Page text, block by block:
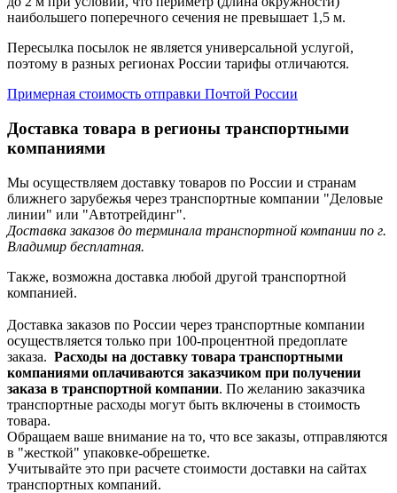
наибольшего поперечного сечения не превышает 1,5 м.
Пересылка посылок не является универсальной услугой,
поэтому в разных регионах России тарифы отличаются.
Примерная стоимость отправки Почтой России
Доставка товара в регионы транспортными
компаниями
Мы осуществляем доставку товаров по России и странам
ближнего зарубежья через транспортные компании "Деловые
линии" или "Автотрейдинг".
Доставка заказов до терминала транспортной компании по г.
Владимир бесплатная.
Также, возможна доставка любой другой транспортной
компанией.
Доставка заказов по России через транспортные компании
осуществляется только при 100-процентной предоплате
заказа. Расходы на доставку товара транспортными
компаниями оплачиваются заказчиком при получении
заказа в транспортной компании. По желанию заказчика
транспортные расходы могут быть включены в стоимость
товара.
Обращаем ваше внимание на то, что все заказы, отправляются
в "жесткой" упаковке-обрешетке.
Учитывайте это при расчете стоимости доставки на сайтах
транспортных компаний.